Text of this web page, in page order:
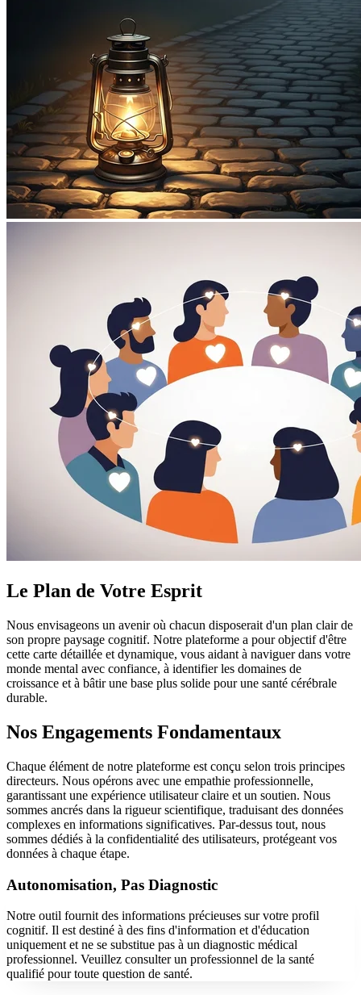
Le Plan de Votre Esprit
Nous envisageons un avenir où chacun disposerait d'un plan clair de
son propre paysage cognitif. Notre plateforme a pour objectif d'être
cette carte détaillée et dynamique, vous aidant à naviguer dans votre
monde mental avec confiance, à identifier les domaines de
croissance et à bâtir une base plus solide pour une santé cérébrale
durable.
Nos Engagements Fondamentaux
Chaque élément de notre plateforme est conçu selon trois principes
directeurs. Nous opérons avec une empathie professionnelle,
garantissant une expérience utilisateur claire et un soutien. Nous
sommes ancrés dans la rigueur scientifique, traduisant des données
complexes en informations significatives. Par-dessus tout, nous
sommes dédiés à la confidentialité des utilisateurs, protégeant vos
données à chaque étape.
Autonomisation, Pas Diagnostic
Notre outil fournit des informations précieuses sur votre profil
cognitif. Il est destiné à des fins d'information et d'éducation
uniquement et ne se substitue pas à un diagnostic médical
professionnel. Veuillez consulter un professionnel de la santé
qualifié pour toute question de santé.